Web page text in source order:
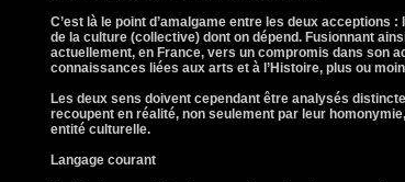
C’est là le point d’amalgame entre les deux
de la culture (collective) dont on dépend. Fusionnant
actuellement, en France, vers un compromis dans son
connaissances liées aux arts et à l’Histoire, plus ou
Les deux sens doivent cependant être analysés
recoupent en réalité, non seulement par leur
entité culturelle.
Langage courant